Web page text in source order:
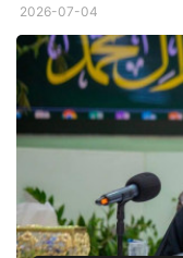
2026-07-04